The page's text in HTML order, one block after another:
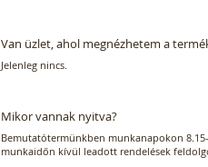
Van üzlet, ahol megnézhetem a
Jelenleg nincs.
Mikor vannak nyitva?
Bemutatótermünkben munkanapokon
munkaidőn kívül leadott rendelések